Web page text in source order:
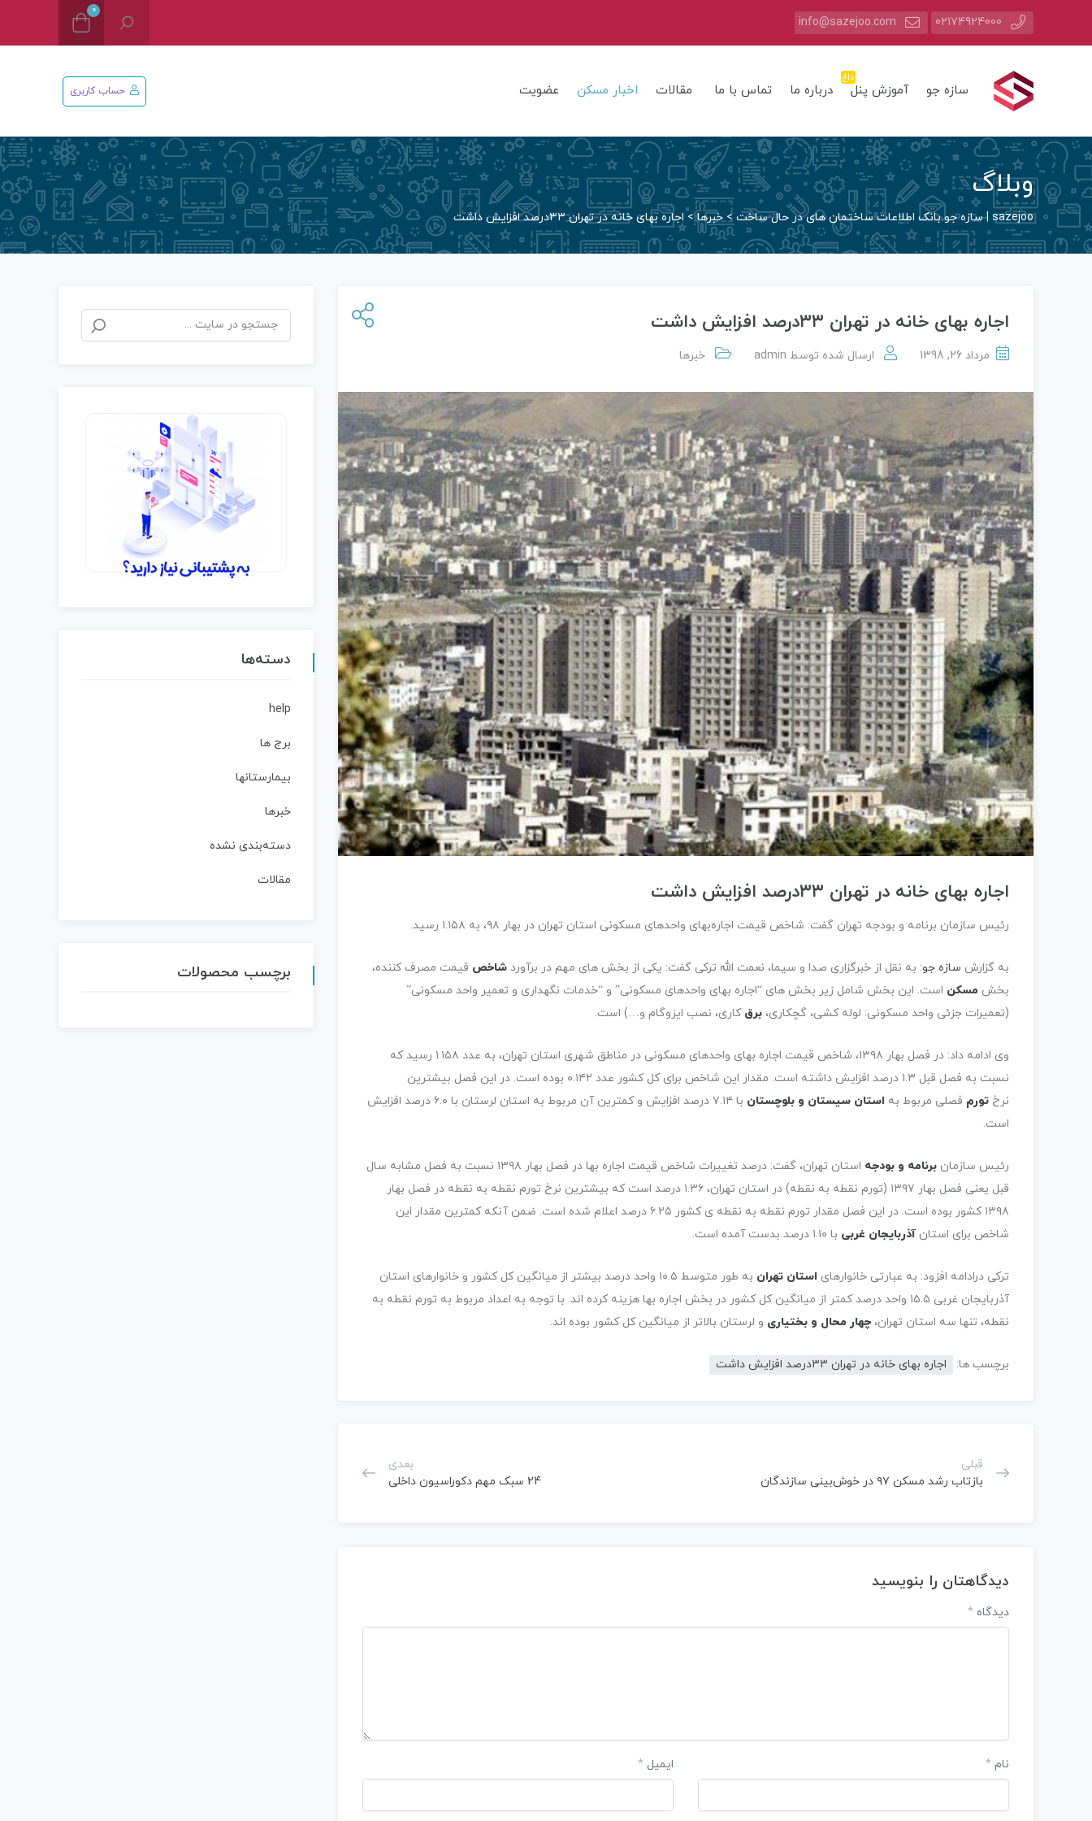
02174924000
info@sazejoo.com
0
سازه جو آموزش پنل
داغ
درباره ما تماس با ما مقالات اخبار مسکن عضویت حساب کاربری
وبلاگ
sazejoo | سازه جو بانک اطلاعات ساختمان های در حال ساخت >خبرها> اجاره بهای خانه در تهران ۳۳درصد افزایش داشت
اجاره بهای خانه در تهران ۳۳درصد افزایش داشت
مرداد 26, 1398 ارسال شده توسط admin خبرها
اجاره بهای خانه در تهران ۳۳درصد افزایش داشت
رئیس سازمان برنامه و بودجه تهران گفت: شاخص قیمت اجاره‌بهای واحدهای مسکونی استان تهران در بهار ۹۸، به ۱.۱۵۸ رسید.
به گزارش سازه جو: به نقل از خبرگزاری صدا و سیما، نعمت الله ترکی گفت: یکی از بخش های مهم در برآورد شاخص قیمت مصرف کننده،
بخش مسکن است. این بخش شامل زیر بخش های “اجاره بهای واحدهای مسکونی” و “خدمات نگهداری و تعمیر واحد مسکونی”
(تعمیرات جزئی واحد مسکونی: لوله کشی، گچکاری، برق کاری، نصب ایزوگام و…) است.
وی ادامه داد: در فصل بهار ۱۳۹۸، شاخص قیمت اجاره بهای واحدهای مسکونی در مناطق شهری استان تهران، به عدد ۱.۱۵۸ رسید که
نسبت به فصل قبل ۱.۳ درصد افزایش داشته است. مقدار این شاخص برای کل کشور عدد ۰.۱۴۲ بوده است. در این فصل بیشترین
نرخ تورم فصلی مربوط به استان سیستان و بلوچستان
با ۷.۱۴ درصد افزایش و کمترین آن مربوط به استان لرستان با ۶.۰ درصد افزایش
است.
رئیس سازمان برنامه و بودجه
استان تهران، گفت: درصد تغییرات شاخص قیمت اجاره بها در فصل بهار ۱۳۹۸ نسبت به فصل مشابه سال
قبل یعنی فصل بهار ۱۳۹۷ (تورم نقطه به نقطه) در استان تهران، ۱.۳۶ درصد است که بیشترین نرخ تورم نقطه به نقطه در فصل بهار
۱۳۹۸ کشور بوده است. در این فصل مقدار تورم نقطه به نقطه ی کشور ۶.۲۵ درصد اعلام شده است. ضمن آنکه کمترین مقدار این
شاخص برای استان آذربایجان غربی با ۱.۱۰ درصد بدست آمده است.
ترکی درادامه افزود: به عبارتی خانوارهای استان تهران
به طور متوسط ۱۰.۵ واحد درصد بیشتر از میانگین کل کشور و خانوارهای استان
آذربایجان غربی ۱۵.۵ واحد درصد کمتر از میانگین کل کشور در بخش اجاره بها هزینه کرده اند. با توجه به اعداد مربوط به تورم نقطه به
نقطه، تنها سه استان تهران، چهار محال و بختیاری و لرستان بالاتر از میانگین کل کشور بوده اند.
برچسب ها: اجاره بهای خانه در تهران ۳۳درصد افزایش داشت
قبلی
بازتاب رشد مسکن ۹۷ در خوش‌بینی سازندگان
بعدی
24 سبک مهم دکوراسیون داخلی
دیدگاهتان را بنویسید
دیدگاه *
نام * ایمیل *
دسته‌ها
help
برج ها
بیمارستانها
خبرها
دسته‌بندی نشده
مقالات
برچسب محصولات